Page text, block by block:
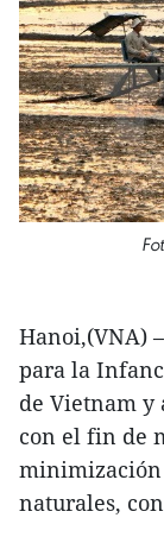
Hanoi,(VNA)
para la
de Vietnam y
con el fin de
minimización
naturales,